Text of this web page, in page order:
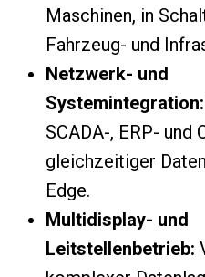
Maschinen, in
Fahrzeug- und
Netzwerk- und
Systemintegration:
SCADA-, ERP- und
gleichzeitiger
Edge.
Multidisplay- und
Leitstellenbetrieb: